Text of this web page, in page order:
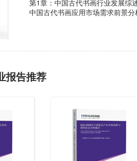
第1章：中国古代书画行业发展综
中国古代书画应用市场需求前景
报告推荐